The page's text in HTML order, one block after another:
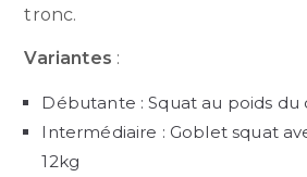
tronc.
Variantes :
Débutante : Squat au poids du
Intermédiaire : Goblet squat
12kg